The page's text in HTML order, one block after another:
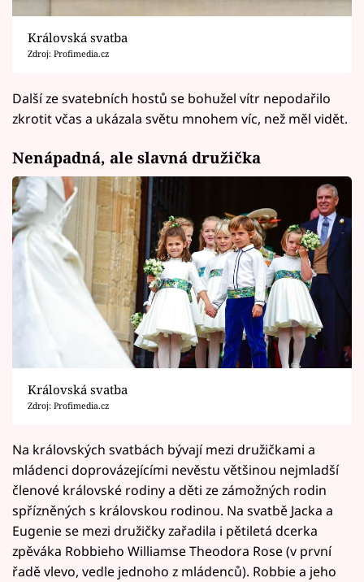
Královská svatba
Zdroj: Profimedia.cz
Další ze svatebních hostů se bohužel vítr nepodařilo
zkrotit včas a ukázala světu mnohem víc, než měl vidět.
Nenápadná, ale slavná družička
Královská svatba
Zdroj: Profimedia.cz
Na královských svatbách bývají mezi družičkami a
mládenci doprovázejícími nevěstu většinou nejmladší
členové královské rodiny a děti ze zámožných rodin
spřízněných s královskou rodinou. Na svatbě Jacka a
Eugenie se mezi družičky zařadila i pětiletá dcerka
zpěváka Robbieho Williamse Theodora Rose (v první
řadě vlevo, vedle jednoho z mládenců). Robbie a jeho